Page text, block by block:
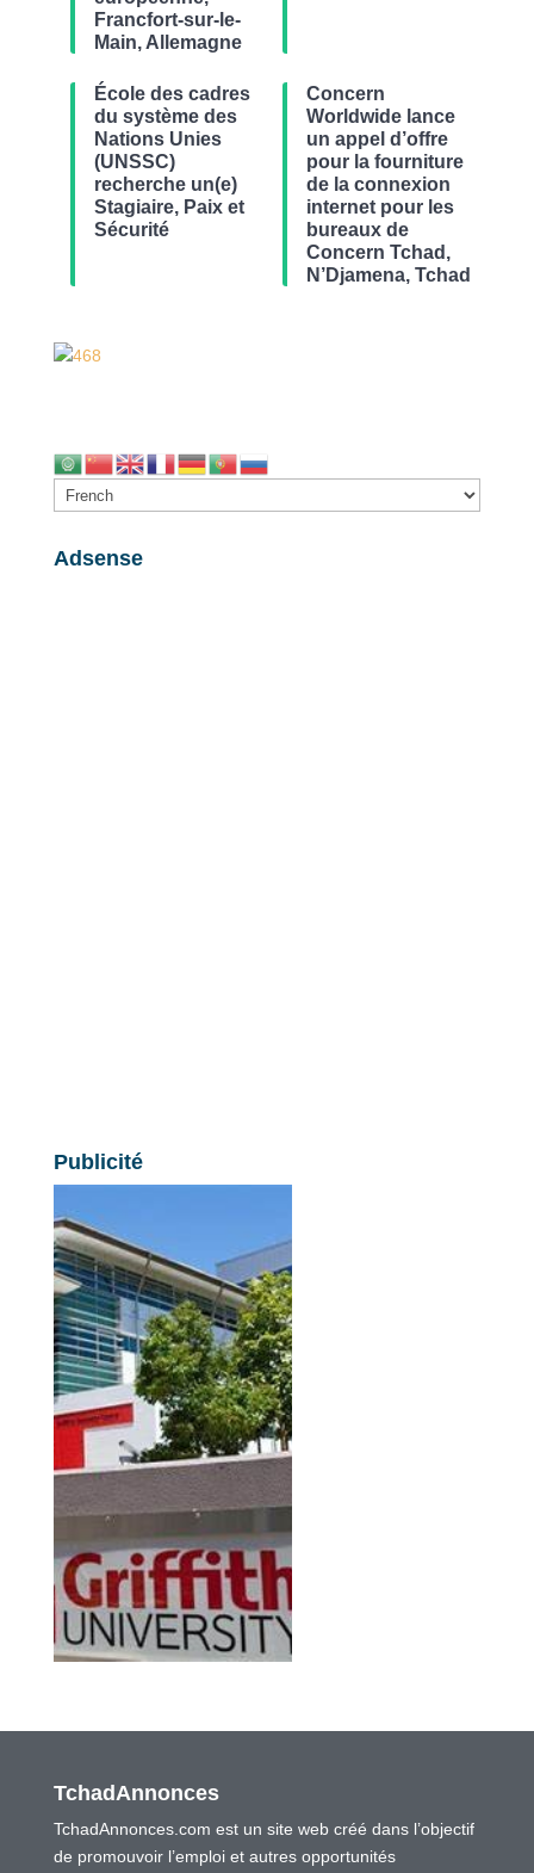
Francfort-sur-le-
Main, Allemagne
École des cadres
du système des
Nations Unies
(UNSSC)
recherche un(e)
Stagiaire, Paix et
Sécurité
Concern
Worldwide lance
un appel d’offre
pour la fourniture
de la connexion
internet pour les
bureaux de
Concern Tchad,
N’Djamena, Tchad
Adsense
Publicité
TchadAnnonces
TchadAnnonces.com est un site web créé dans l’objectif
de promouvoir l’emploi et autres opportunités